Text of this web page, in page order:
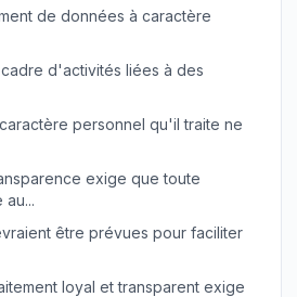
de données à caractère
d'activités liées à des
personnel qu'il traite ne
exige que toute
être prévues pour faciliter
loyal et transparent exige